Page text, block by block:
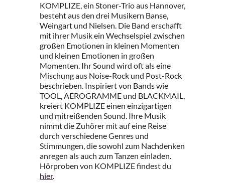
KOMPLIZE, ein Stoner-Trio aus Hannover,
besteht aus den drei Musikern Banse,
Weingart und Nielsen. Die Band erschafft
mit ihrer Musik ein Wechselspiel zwischen
großen Emotionen in kleinen Momenten
und kleinen Emotionen in großen
Momenten. Ihr Sound wird oft als eine
Mischung aus Noise-Rock und Post-Rock
beschrieben. Inspiriert von Bands wie
TOOL, AEROGRAMME und BLACKMAIL,
kreiert KOMPLIZE einen einzigartigen
und mitreißenden Sound. Ihre Musik
nimmt die Zuhörer mit auf eine Reise
durch verschiedene Genres und
Stimmungen, die sowohl zum Nachdenken
anregen als auch zum Tanzen einladen.
Hörproben von KOMPLIZE findest du
hier.